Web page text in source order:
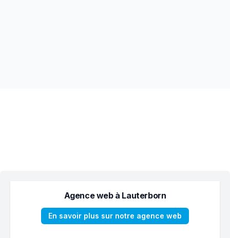
Agence web à Lauterborn
En savoir plus sur notre agence web